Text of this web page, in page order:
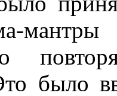
было